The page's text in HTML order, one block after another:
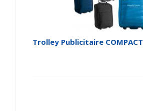
Trolley Publicitaire COMPACT